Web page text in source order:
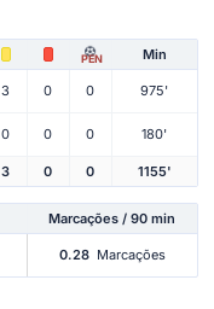
PEN Min
3 0 0 975'
0 0 0 180'
3 0 0 1155'
Marcações / 90 min
0.28 Marcações